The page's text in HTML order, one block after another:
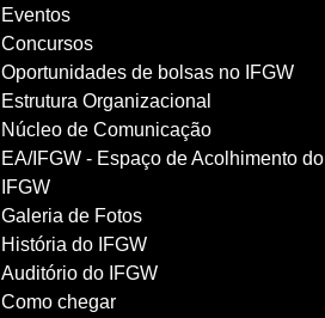
Eventos
Concursos
Oportunidades de bolsas no IFGW
Estrutura Organizacional
Núcleo de Comunicação
EA/IFGW - Espaço de Acolhimento do
IFGW
Galeria de Fotos
História do IFGW
Auditório do IFGW
Como chegar